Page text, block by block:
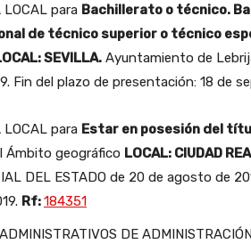
LOCAL para Bachillerato o técnico.
de técnico superior o técnico
SEVILLA. Ayuntamiento de
Fin del plazo de presentación: 18 de
LOCAL para Estar en posesión del
Ámbito geográfico LOCAL: CIUDAD
DEL ESTADO de 20 de agosto de
Rf:184351
DE